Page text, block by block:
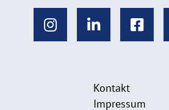
Kontakt
Impressum